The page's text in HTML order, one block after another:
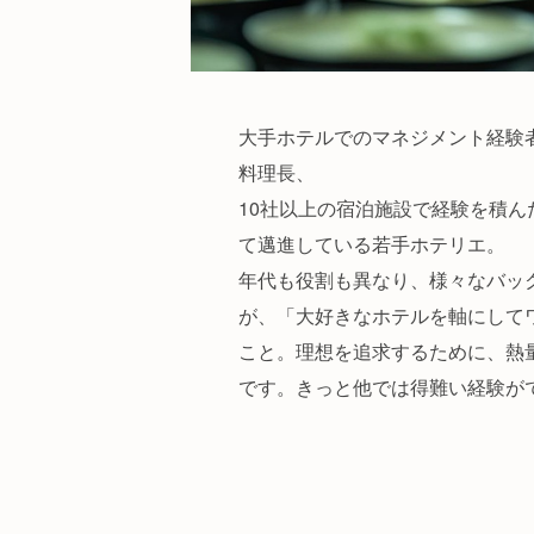
大手ホテルでのマネジメント経
料理長、
10社以上の宿泊施設で経験を積
て邁進している若手ホテリエ。
年代も役割も異なり、様々なバ
が、「大好きなホテルを軸にし
こと。理想を追求するために、
です。きっと他では得難い経験が